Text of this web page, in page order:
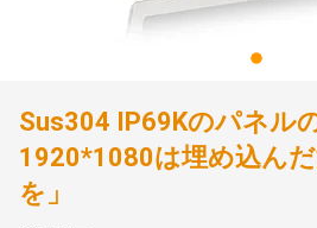
Sus304 IP69Kのパネル
1920*1080は埋め込ん
を」